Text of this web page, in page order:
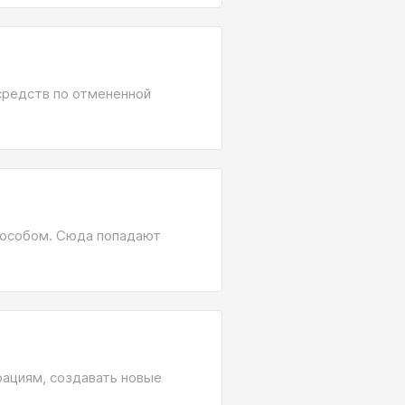
по отмененной
Сюда попадают
создавать новые